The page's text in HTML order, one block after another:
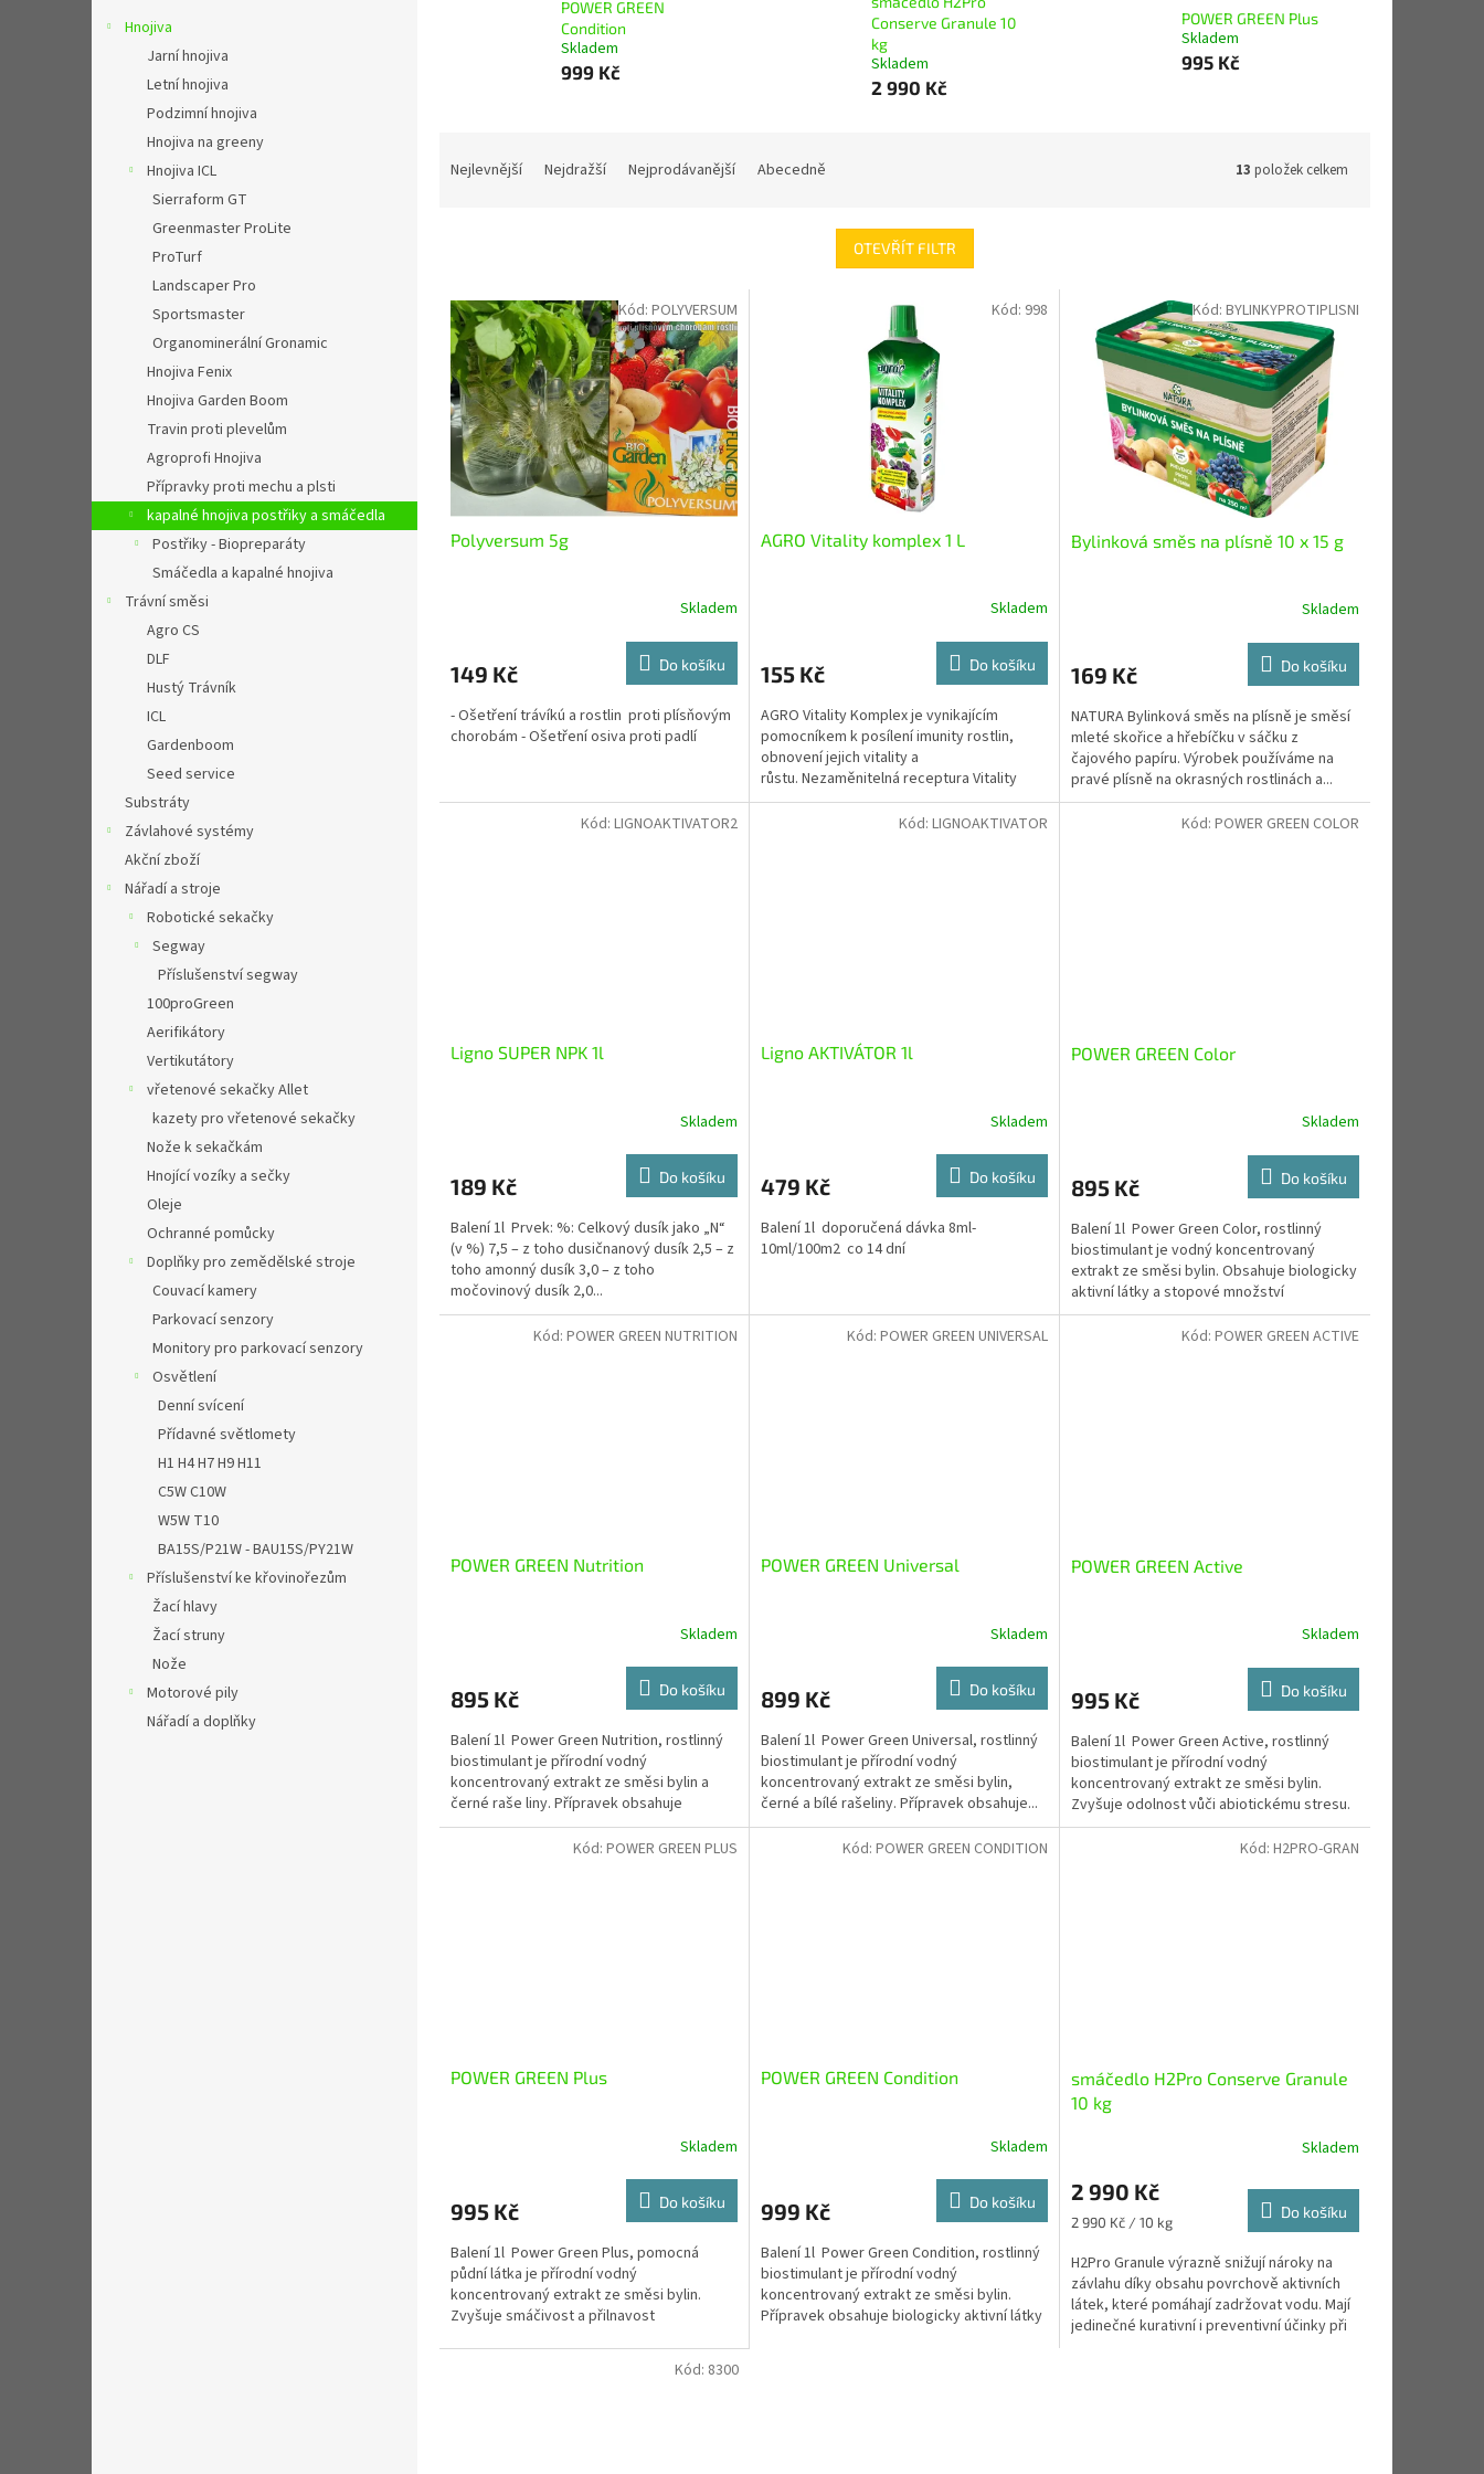
Hnojiva
Jarní hnojiva
Letní hnojiva
Podzimní hnojiva
Hnojiva na greeny
Hnojiva ICL
Sierraform GT
Greenmaster ProLite
ProTurf
Landscaper Pro
Sportsmaster
Organominerální Gronamic
Hnojiva Fenix
Hnojiva Garden Boom
Travin proti plevelům
Agroprofi Hnojiva
Přípravky proti mechu a plsti
kapalné hnojiva postřiky a smáčedla
Postřiky - Biopreparáty
Smáčedla a kapalné hnojiva
Trávní směsi
Agro CS
DLF
Hustý Trávník
ICL
Gardenboom
Seed service
Substráty
Závlahové systémy
Akční zboží
Nářadí a stroje
Robotické sekačky
Segway
Příslušenství segway
100proGreen
Aerifikátory
Vertikutátory
vřetenové sekačky Allet
kazety pro vřetenové sekačky
Nože k sekačkám
Hnojící vozíky a sečky
Oleje
Ochranné pomůcky
Doplňky pro zemědělské stroje
Couvací kamery
Parkovací senzory
Monitory pro parkovací senzory
Osvětlení
Denní svícení
Přídavné světlomety
H1 H4 H7 H9 H11
C5W C10W
W5W T10
BA15S/P21W - BAU15S/PY21W
Příslušenství ke křovinořezům
Žací hlavy
Žací struny
Nože
Motorové pily
Nářadí a doplňky
POWER GREEN
Condition
Skladem
999 Kč
Conserve Granule 10
kg
Skladem
2 990 Kč
POWER GREEN Plus
Skladem
995 Kč
Nejlevnější Nejdražší Nejprodávanější Abecedně 13 položek celkem
OTEVŘÍT FILTR
V
p
p
Polyversum 5g
Skladem
149 Kč Do košíku
- Ošetření trávíkú a rostlin proti plísňovým
chorobám - Ošetření osiva proti padlí
Kód: POLYVERSUM
AGRO Vitality komplex 1 L
Skladem
155 Kč Do košíku
AGRO Vitality Komplex je vynikajícím
pomocníkem k posílení imunity rostlin,
obnovení jejich vitality a
růstu. Nezaměnitelná receptura Vitality
Komplex urychluje regeneraci...
Kód: 998
Bylinková směs na plísně 10 x 15 g
Skladem
169 Kč Do košíku
NATURA Bylinková směs na plísně je směsí
mleté skořice a hřebíčku v sáčku z
čajového papíru. Výrobek používáme na
pravé plísně na okrasných rostlinách a...
Kód: BYLINKYPROTIPLISNI
Ligno SUPER NPK 1l
Skladem
189 Kč Do košíku
Balení 1l Prvek: %: Celkový dusík jako „N“
(v %) 7,5 – z toho dusičnanový dusík 2,5 – z
toho amonný dusík 3,0 – z toho
močovinový dusík 2,0...
Kód: LIGNOAKTIVATOR2
Ligno AKTIVÁTOR 1l
Skladem
479 Kč Do košíku
Balení 1l doporučená dávka 8ml-
10ml/100m2 co 14 dní
Kód: LIGNOAKTIVATOR
POWER GREEN Color
Skladem
895 Kč Do košíku
Balení 1l Power Green Color, rostlinný
biostimulant je vodný koncentrovaný
extrakt ze směsi bylin. Obsahuje biologicky
aktivní látky a stopové množství
minerálních...
Kód: POWER GREEN COLOR
POWER GREEN Nutrition
Skladem
895 Kč Do košíku
Balení 1l Power Green Nutrition, rostlinný
biostimulant je přírodní vodný
koncentrovaný extrakt ze směsi bylin a
černé raše liny. Přípravek obsahuje
biologicky...
Kód: POWER GREEN NUTRITION
POWER GREEN Universal
Skladem
899 Kč Do košíku
Balení 1l Power Green Universal, rostlinný
biostimulant je přírodní vodný
koncentrovaný extrakt ze směsi bylin,
černé a bílé rašeliny. Přípravek obsahuje...
Kód: POWER GREEN UNIVERSAL
POWER GREEN Active
Skladem
995 Kč Do košíku
Balení 1l Power Green Active, rostlinný
biostimulant je přírodní vodný
koncentrovaný extrakt ze směsi bylin.
Zvyšuje odolnost vůči abiotickému stresu.
Použití se...
Kód: POWER GREEN ACTIVE
POWER GREEN Plus
Skladem
995 Kč Do košíku
Balení 1l Power Green Plus, pomocná
půdní látka je přírodní vodný
koncentrovaný extrakt ze směsi bylin.
Zvyšuje smáčivost a přilnavost
Kód: POWER GREEN PLUS
POWER GREEN Condition
Skladem
999 Kč Do košíku
Balení 1l Power Green Condition, rostlinný
biostimulant je přírodní vodný
koncentrovaný extrakt ze směsi bylin.
Přípravek obsahuje biologicky aktivní látky
Kód: POWER GREEN CONDITION
smáčedlo H2Pro Conserve Granule
10 kg
Skladem
2 990 Kč
Měrná
2 990 Kč / 10 kg
Do košíku
H2Pro Granule výrazně snižují nároky na
závlahu díky obsahu povrchově aktivních
látek, které pomáhají zadržovat vodu. Mají
jedinečné kurativní i preventivní účinky při
Kód: H2PRO-GRAN
Kód: 8300